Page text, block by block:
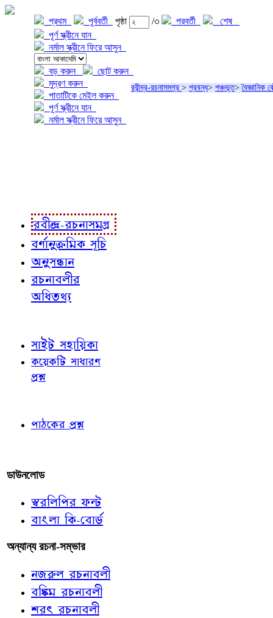
প্রথম পূর্ববর্তী পৃষ্ঠা /৩ পরবর্তী
শেষ
পূর্ণ স্ক্রীনে যান
নর্মাল স্ক্রীনে ফিরে আসুন
বড় করুন
ছোট করুন
মুদ্রণ করুন
পাতাটিকে মেইল করুন
পূর্ণ স্ক্রীনে যান
নর্মাল স্ক্রীনে ফিরে আসুন
রবীন্দ্র-রচনাসমগ্র > প্রবন্ধ> পঞ্চভূত>বৈজ্ঞানিক
রবীন্দ্র-রচনাসমগ্র
বর্ণানুক্রমিক সূচি
অনুসন্ধান
রচনাবলীর
অধিতথ্য
সাইট সহায়িকা
কয়েকটি সাধারণ
প্রশ্ন
পাঠকের প্রশ্ন
ডাউনলোড
স্বরলিপির ফন্ট
বাংলা কি-বোর্ড
অন্যান্য রচনা-সম্ভার
নজরুল রচনাবলী
বঙ্কিম রচনাবলী
শরৎ রচনাবলী